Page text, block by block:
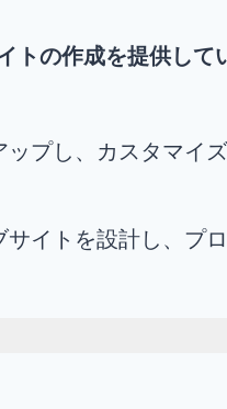
トの作成を提供して
プし、カスタマイ
イトを設計し、プ